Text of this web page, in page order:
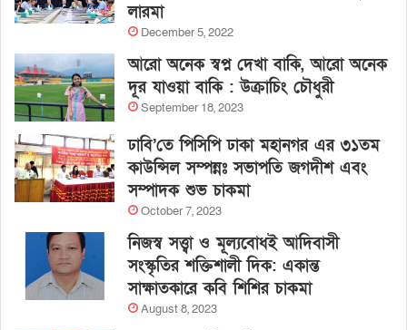
লারমা
December 5, 2022
আরো অনেক স্বপ্ন দেখা বাকি, আরো অনেক
দূর যাওয়া বাকি : উক্রাচিং চৌধুরী
September 18, 2023
ঢাবি’তে পিসিপি ঢাকা মহানগর এর ৩১তম
কাউন্সিল সম্পন্নঃ সভাপতি জগদীশ এবং
সম্পাদক শুভ চাকমা
October 7, 2023
নিজস্ব সত্ত্বা ও মূল্যবোধই আদিবাসী
সংস্কৃতির শক্তিশালী দিক: একান্ত
সাক্ষাতকারে কবি শিশির চাকমা
August 8, 2023